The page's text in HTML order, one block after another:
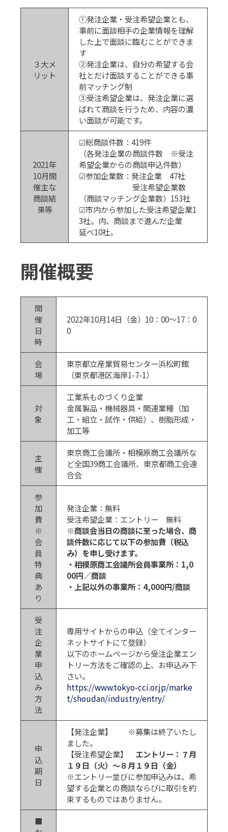
３大メ
リット
①発注企業・受注希望企業とも、
事前に面談相手の企業情報を理解
した上で面談に臨むことができま
す
②発注企業は、自分の希望する会
社とだけ面談することができる事
前マッチング制
③受注希望企業は、発注企業に選
ばれて商談を行うため、内容の濃
い面談が可能です。
2021年
10月開
催主な
商談結
果等
☑総商談件数：419件
（各発注企業の商談件数 ※受注
希望企業からの商談申込件数）
☑参加企業数：発注企業 47社
受注希望企業数
（商談マッチング企業数）153社
☑市内から参加した受注希望企業1
3社。内、商談まで進んだ企業
延べ10社。
開催概要
開
催
日
時
2022年10月14日（金）10：00～17：0
0
会
場
東京都立産業貿易センター浜松町館
（東京都港区海岸1-7-1）
対
象
工業系ものづくり企業
金属製品・機械器具・関連業種（加
工・組立・試作・供給）、樹脂形成・
加工等
主
催
東京商工会議所・相模原商工会議所な
ど全国39商工会議所、東京都商工会連
合会
参
加
費
※
会
員
特
典
あ
り
発注企業：無料
受注希望企業：エントリー 無料
※商談会当日の商談に至った場合、商
談件数に応じて以下の参加費（税込
み）を申し受けます。
・相模原商工会議所会員事業所：1,0
00円／商談
・上記以外の事業所：4,000円/商談
受
注
企
業
申
込
み
方
法
専用サイトからの申込（全てインター
ネットサイトにて登録）
以下のホームページから受注企業エン
トリー方法をご確認の上、お申込み下
さい。
https://www.tokyo-cci.or.jp/marke
t/shoudan/industry/entry/
申
込
期
日
【発注企業】 ※募集は終了いたし
ました。
【受注希望企業】 エントリー：７月
１９日（火）～８月１９日（金）
※エントリー並びに参加申込みは、希
望する企業との商談ならびに取引を約
束するものではありません。
■